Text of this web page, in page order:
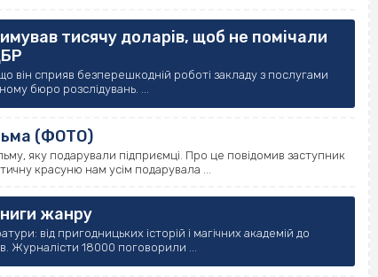
тисячу доларів, щоб не помічали
він сприяв безперешкодній роботі закладу з послугами
бюро розслідувань. ...
(ФОТО)
яку подарували підприємці. Про це повідомив заступник
красуню нам усім подарувала ...
жанру
від пригодницьких історій і магічних академій до
Журналісти 18000 поговорили ...